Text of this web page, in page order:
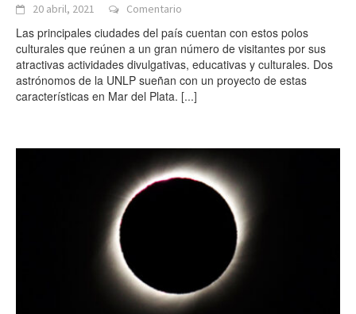
20 abril, 2021 Comentario
Las principales ciudades del país cuentan con estos polos
culturales que reúnen a un gran número de visitantes por sus
atractivas actividades divulgativas, educativas y culturales. Dos
astrónomos de la UNLP sueñan con un proyecto de estas
características en Mar del Plata. [...]